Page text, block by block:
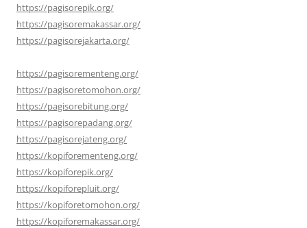
https://pagisorepik.org/
https://pagisoremakassar.org/
https://pagisorejakarta.org/
https://pagisorementeng.org/
https://pagisoretomohon.org/
https://pagisorebitung.org/
https://pagisorepadang.org/
https://pagisorejateng.org/
https://kopiforementeng.org/
https://kopiforepik.org/
https://kopiforepluit.org/
https://kopiforetomohon.org/
https://kopiforemakassar.org/